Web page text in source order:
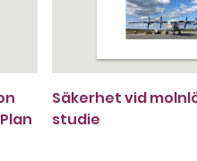
Säkerhet vid
studie